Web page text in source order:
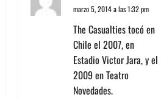
marzo 5, 2014 a las 1:32 pm
The Casualties tocó en
Chile el 2007, en
Estadio Victor Jara, y el
2009 en Teatro
Novedades.